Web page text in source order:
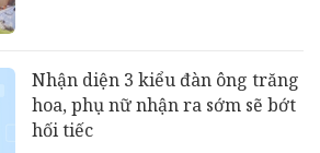
Nhận diện 3 kiểu đàn ông trăng
hoa, phụ nữ nhận ra sớm sẽ bớt
hối tiếc